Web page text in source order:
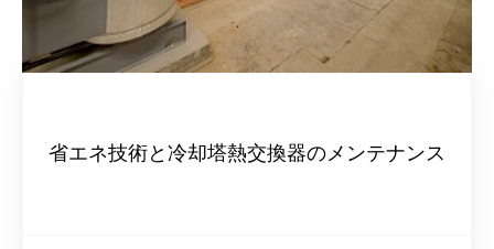
省エネ技術と冷却塔熱交換器のメンテナンス